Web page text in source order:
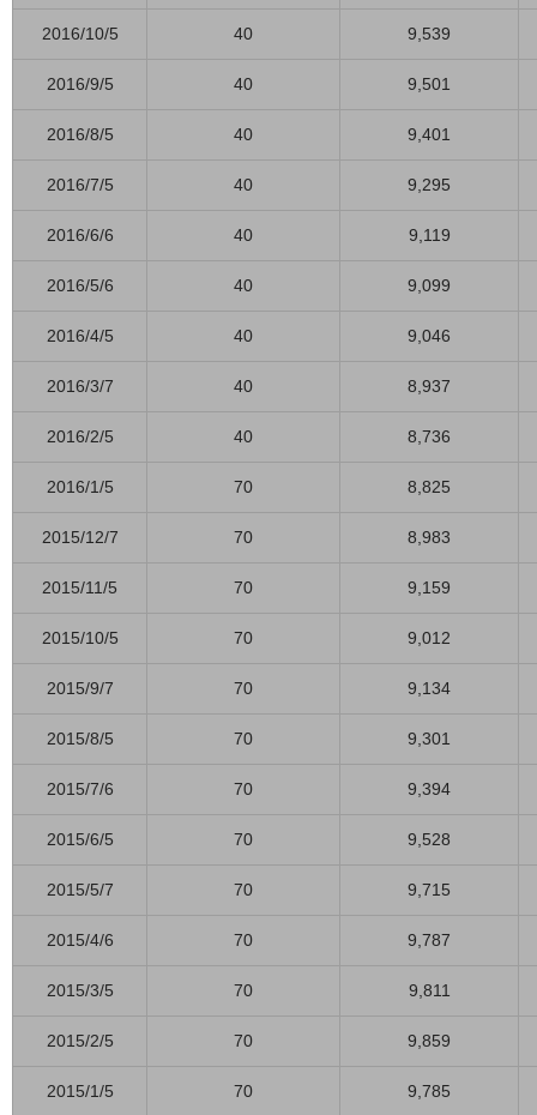
2016/10/5 40 9,539
2016/9/5 40 9,501
2016/8/5 40 9,401
2016/7/5 40 9,295
2016/6/6 40 9,119
2016/5/6 40 9,099
2016/4/5 40 9,046
2016/3/7 40 8,937
2016/2/5 40 8,736
2016/1/5 70 8,825
2015/12/7 70 8,983
2015/11/5 70 9,159
2015/10/5 70 9,012
2015/9/7 70 9,134
2015/8/5 70 9,301
2015/7/6 70 9,394
2015/6/5 70 9,528
2015/5/7 70 9,715
2015/4/6 70 9,787
2015/3/5 70 9,811
2015/2/5 70 9,859
2015/1/5 70 9,785